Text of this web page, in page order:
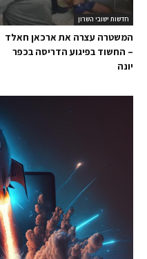
חדשות ישובי השרון
המשטרה עצרה את ארכאן חאלד
– החשוד בפיגוע הדריסה בכפר
יונה